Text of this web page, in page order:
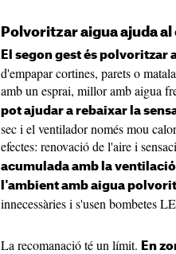
Polvoritzar aigua ajuda
El segon gest és polvoritzar
d'empapar cortines, parets o
amb un esprai, millor amb aigua
pot ajudar a rebaixar la
sec i el ventilador només mou
efectes: renovació de l'aire i
acumulada amb la
l'ambient amb aigua
innecessàries i s'usen bombetes
La recomanació té un límit. En